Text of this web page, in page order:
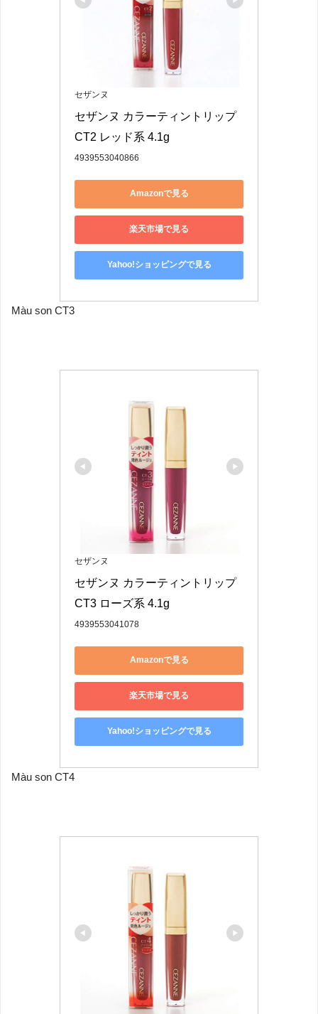
セザンヌ
セザンヌ カラーティントリップ
CT2 レッド系 4.1g
4939553040866
Amazonで見る
楽天市場で見る
Yahoo!ショッピングで見る
Màu son CT3
セザンヌ
セザンヌ カラーティントリップ
CT3 ローズ系 4.1g
4939553041078
Amazonで見る
楽天市場で見る
Yahoo!ショッピングで見る
Màu son CT4